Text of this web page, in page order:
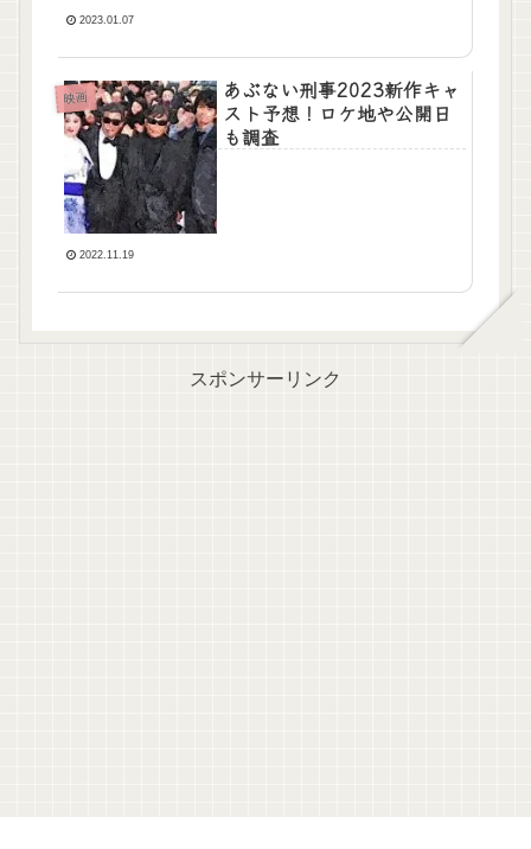
2023.01.07
映画
あぶない刑事2023新作キャ
スト予想！ロケ地や公開日
も調査
2022.11.19
スポンサーリンク